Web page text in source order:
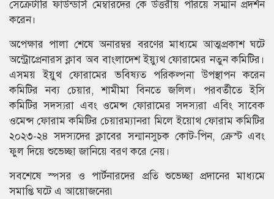
সেক্রেটারি ফাউন্ডার্স মেম্বারদের কে উত্তরীয় পরিয়ে সম্মান প্রদর্শন
করেন।
অপেক্ষার পালা শেষে অনারম্বর বরণের মাধ্যমে আত্মপ্রকাশ ঘটে
অন্ট্রোপ্রেনারস ক্লাব অব বাংলাদেশ ইয়্যুথ ফোরামের নতুন কমিটির।
এসময় ইয়ুথ ফোরামের ভবিষ্যত পরিকল্পনা উপস্থাপন করেন
কমিটির নব্য চেয়ার, শামীমা বিনতে জলিল। পরবর্তীতে ইসি
কমিটির সদস্যরা এবং ওমেন্স ফোরামের সদস্যরা এবিং সাবেক
ওমেন্স ফোরাম কমিটির চেয়ারম্যানরা মিলে ইয়োথ ফোরাম কমিটির
২০২৩-২৪ সদস্যদের ক্লাবের সন্মানসুচক কোট-পিন, ক্রেস্ট এবং
ফুল দিয়ে শুভেচ্ছা জানিয়ে বরণ করে নেয়।
সবশেষে স্পসর ও পার্টনারদের প্রতি শুভেচ্ছা প্রদানের মাধ্যমে
সমাপ্তি ঘটে এ আয়োজনের৷